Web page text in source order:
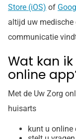
Store (iOS) of
altijd uw medische
communicatie
Wat kan
online
Met de Uw Zorg
huisarts
kunt u online